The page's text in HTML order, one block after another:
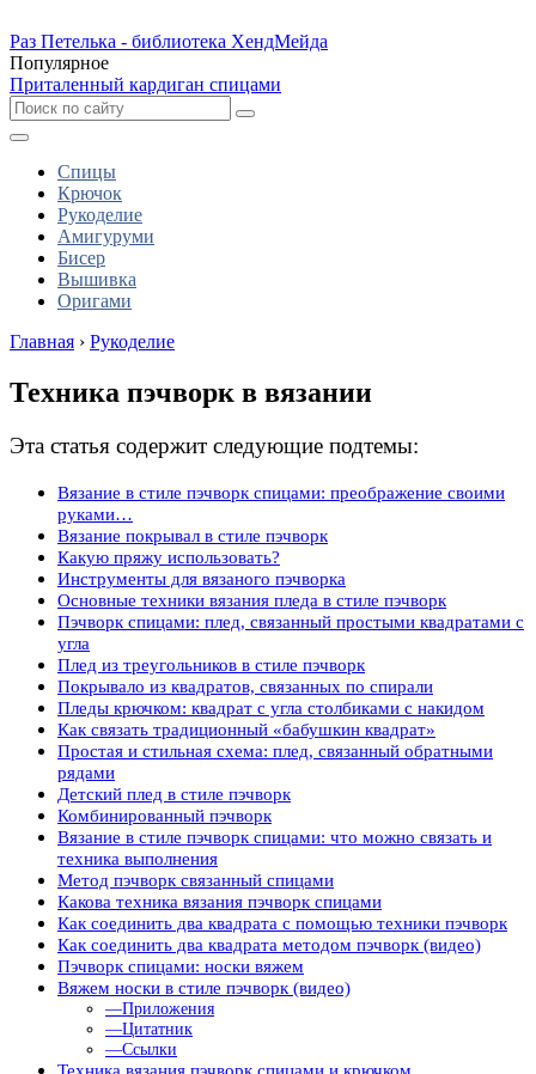
Раз Петелька - библиотека ХендМейда
Популярное
Приталенный кардиган спицами
Спицы
Крючок
Рукоделие
Амигуруми
Бисер
Вышивка
Оригами
Главная › Рукоделие
Техника пэчворк в вязании
Эта статья содержит следующие подтемы:
Вязание в стиле пэчворк спицами: преображение своими
руками…
Вязание покрывал в стиле пэчворк
Какую пряжу использовать?
Инструменты для вязаного пэчворка
Основные техники вязания пледа в стиле пэчворк
Пэчворк спицами: плед, связанный простыми квадратами с
угла
Плед из треугольников в стиле пэчворк
Покрывало из квадратов, связанных по спирали
Пледы крючком: квадрат с угла столбиками с накидом
Как связать традиционный «бабушкин квадрат»
Простая и стильная схема: плед, связанный обратными
рядами
Детский плед в стиле пэчворк
Комбинированный пэчворк
Вязание в стиле пэчворк спицами: что можно связать и
техника выполнения
Метод пэчворк связанный спицами
Какова техника вязания пэчворк спицами
Как соединить два квадрата с помощью техники пэчворк
Как соединить два квадрата методом пэчворк (видео)
Пэчворк спицами: носки вяжем
Вяжем носки в стиле пэчворк (видео)
—Приложения
—Цитатник
—Ссылки
Техника вязания пэчворк спицами и крючком